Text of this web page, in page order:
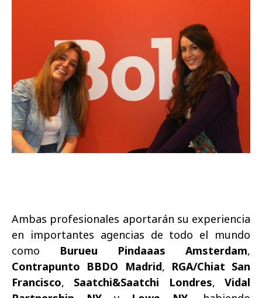
Ambas profesionales aportarán su experiencia
en importantes agencias de todo el mundo
como Burueu Pindaaas Amsterdam,
Contrapunto BBDO Madrid, RGA/Chiat San
Francisco, Saatchi&Saatchi Londres,Vidal